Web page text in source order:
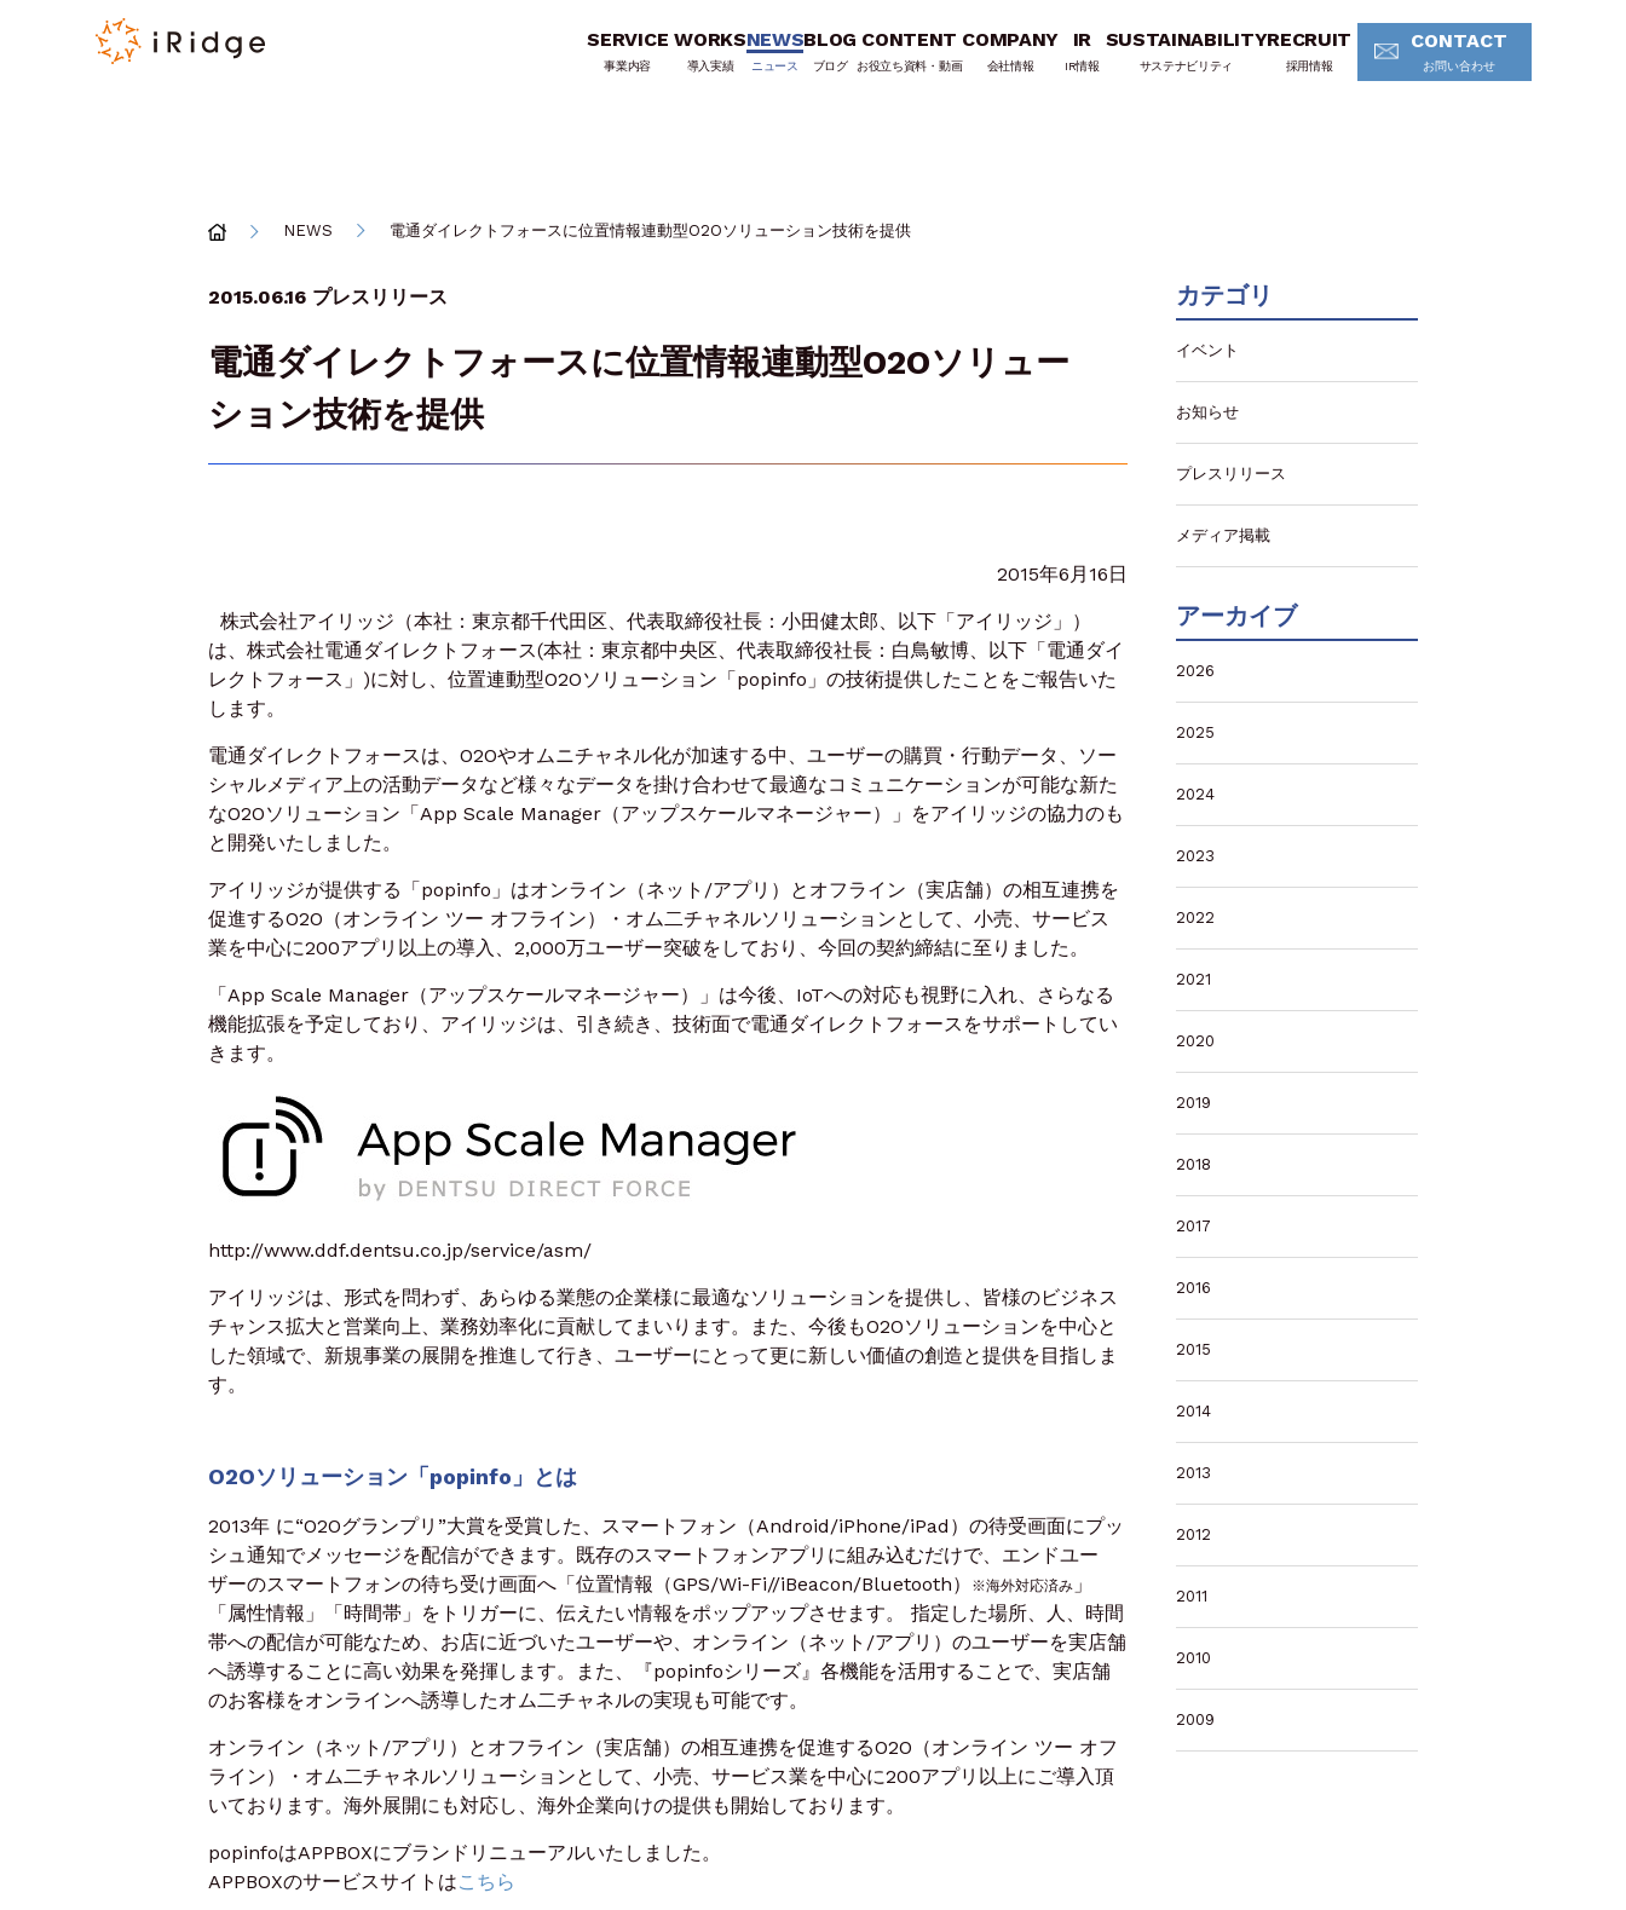
SERVICE
事業内容
WORKS
導入実績
NEWS
ニュース
BLOG
ブログ
CONTENT
お役立ち資料・動画
COMPANY
会社情報
IR
IR情報
SUSTAINABILITY
サステナビリティ
RECRUIT
採用情報
CONTACT
お問い合わせ
NEWS 電通ダイレクトフォースに位置情報連動型O2Oソリューション技術を提供
2015.06.16 プレスリリース
電通ダイレクトフォースに位置情報連動型O2Oソリュー
ション技術を提供
2015年6月16日
株式会社アイリッジ（本社：東京都千代田区、代表取締役社長：小田健太郎、以下「アイリッジ」）
は、株式会社電通ダイレクトフォース(本社：東京都中央区、代表取締役社長：白鳥敏博、以下「電通ダイ
レクトフォース」)に対し、位置連動型O2Oソリューション「popinfo」の技術提供したことをご報告いた
します。
電通ダイレクトフォースは、O2Oやオムニチャネル化が加速する中、ユーザーの購買・行動データ、ソー
シャルメディア上の活動データなど様々なデータを掛け合わせて最適なコミュニケーションが可能な新た
なO2Oソリューション「App Scale Manager（アップスケールマネージャー）」をアイリッジの協力のも
と開発いたしました。
アイリッジが提供する「popinfo」はオンライン（ネット/アプリ）とオフライン（実店舗）の相互連携を
促進するO2O（オンライン ツー オフライン）・オム二チャネルソリューションとして、小売、サービス
業を中心に200アプリ以上の導入、2,000万ユーザー突破をしており、今回の契約締結に至りました。
「App Scale Manager（アップスケールマネージャー）」は今後、IoTへの対応も視野に入れ、さらなる
機能拡張を予定しており、アイリッジは、引き続き、技術面で電通ダイレクトフォースをサポートしてい
きます。
http://www.ddf.dentsu.co.jp/service/asm/
アイリッジは、形式を問わず、あらゆる業態の企業様に最適なソリューションを提供し、皆様のビジネス
チャンス拡大と営業向上、業務効率化に貢献してまいります。また、今後もO2Oソリューションを中心と
した領域で、新規事業の展開を推進して行き、ユーザーにとって更に新しい価値の創造と提供を目指しま
す。
O2Oソリューション「popinfo」とは
2013年 に“O2Oグランプリ”大賞を受賞した、スマートフォン（Android/iPhone/iPad）の待受画面にプッ
シュ通知でメッセージを配信ができます。既存のスマートフォンアプリに組み込むだけで、エンドユー
ザーのスマートフォンの待ち受け画面へ「位置情報（GPS/Wi-Fi//iBeacon/Bluetooth）
※海外対応済み 」
「属性情報」「時間帯」をトリガーに、伝えたい情報をポップアップさせます。 指定した場所、人、時間
帯への配信が可能なため、お店に近づいたユーザーや、オンライン（ネット/アプリ）のユーザーを実店舗
へ誘導することに高い効果を発揮します。また、『popinfoシリーズ』各機能を活用することで、実店舗
のお客様をオンラインへ誘導したオム二チャネルの実現も可能です。
オンライン（ネット/アプリ）とオフライン（実店舗）の相互連携を促進するO2O（オンライン ツー オフ
ライン）・オム二チャネルソリューションとして、小売、サービス業を中心に200アプリ以上にご導入頂
いております。海外展開にも対応し、海外企業向けの提供も開始しております。
popinfoはAPPBOXにブランドリニューアルいたしました。
APPBOXのサービスサイトはこちら
カテゴリ
イベント
お知らせ
プレスリリース
メディア掲載
アーカイブ
2026
2025
2024
2023
2022
2021
2020
2019
2018
2017
2016
2015
2014
2013
2012
2011
2010
2009